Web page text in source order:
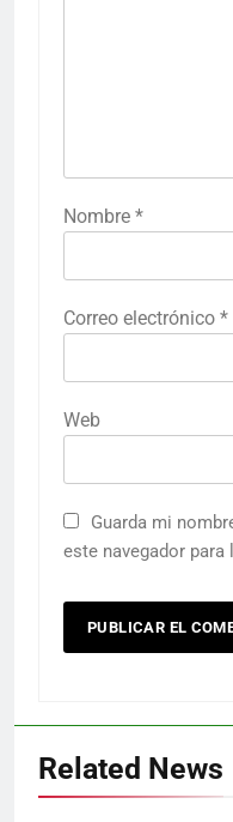
Nombre *
Correo electrónico *
Web
Guarda mi
este navegador
Related News